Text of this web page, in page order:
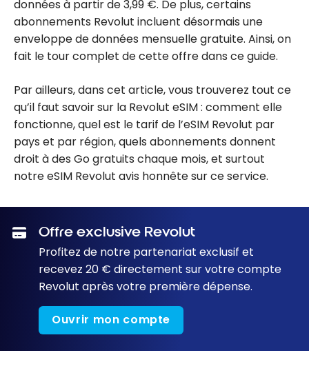
données à partir de 3,99 €. De plus, certains
abonnements Revolut incluent désormais une
enveloppe de données mensuelle gratuite. Ainsi, on
fait le tour complet de cette offre dans ce guide.
Par ailleurs, dans cet article, vous trouverez tout ce
qu’il faut savoir sur la Revolut eSIM : comment elle
fonctionne, quel est le tarif de l’eSIM Revolut par
pays et par région, quels abonnements donnent
droit à des Go gratuits chaque mois, et surtout
notre eSIM Revolut avis honnête sur ce service.
Offre exclusive Revolut
Profitez de notre partenariat exclusif et
recevez 20 € directement sur votre compte
Revolut après votre première dépense.
Ouvrir mon compte